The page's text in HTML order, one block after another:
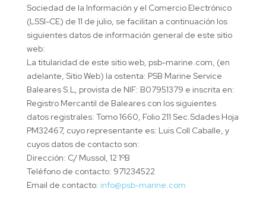
Sociedad de la Información y el Comercio Electrónico
(LSSI-CE) de 11 de julio, se facilitan a continuación los
siguientes datos de información general de este sitio
web:
La titularidad de este sitio web, psb-marine.com, (en
adelante, Sitio Web) la ostenta: PSB Marine Service
Baleares S.L, provista de NIF: B07951379 e inscrita en:
Registro Mercantil de Baleares con los siguientes
datos registrales: Tomo 1660, Folio 211 Sec.Sdades Hoja
PM32467, cuyo representante es: Luis Coll Caballe, y
cuyos datos de contacto son:
Dirección: C/ Mussol, 12 1ºB
Teléfono de contacto: 971234522
Email de contacto: info@psb-marine.com